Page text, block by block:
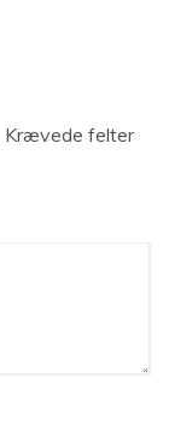
Krævede felter